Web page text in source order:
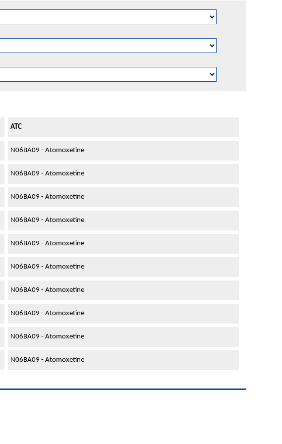
ATC
N06BA09 - Atomoxetine
N06BA09 - Atomoxetine
N06BA09 - Atomoxetine
N06BA09 - Atomoxetine
N06BA09 - Atomoxetine
N06BA09 - Atomoxetine
N06BA09 - Atomoxetine
N06BA09 - Atomoxetine
N06BA09 - Atomoxetine
N06BA09 - Atomoxetine